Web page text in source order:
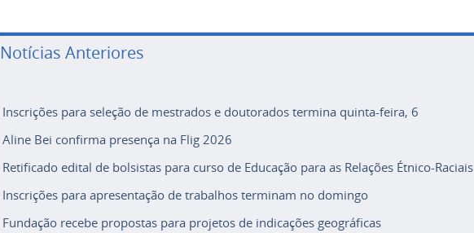
Notícias Anteriores
Inscrições para seleção de mestrados e doutorados termina quinta-feira, 6
Aline Bei confirma presença na Flig 2026
Retificado edital de bolsistas para curso de Educação para as Relações Étnico-Raciais
Inscrições para apresentação de trabalhos terminam no domingo
Fundação recebe propostas para projetos de indicações geográficas